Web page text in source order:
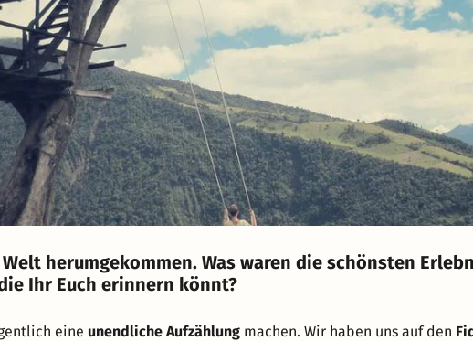
herumgekommen. Was waren die schönsten
Ihr Euch erinnern könnt?
eine unendliche Aufzählung machen. Wir haben uns auf den